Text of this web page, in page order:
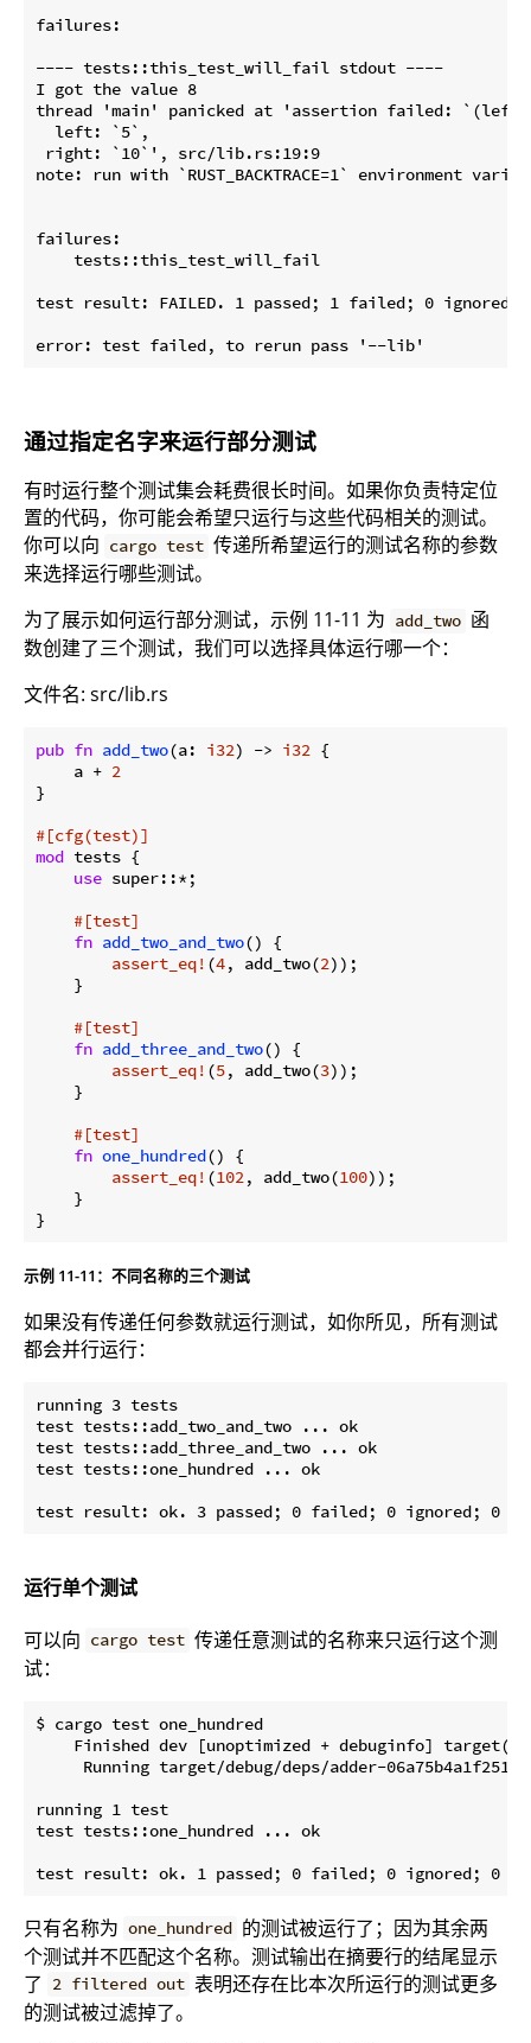
failures:
---- tests::this_test_will_fail stdout ----
I got the value 8
thread 'main' panicked at 'assertion failed: `(left
  left: `5`,
right: `10`', src/lib.rs:19:9
note: run with `RUST_BACKTRACE=1` environment
failures:
    tests::this_test_will_fail
test result: FAILED. 1 passed; 1 failed; 0
通过指定名字来运行部分测试
有时运行整个测试集会耗费很长时间。如果你负责特定位
置的代码，你可能会希望只运行与这些代码相关的测试。
你可以向 cargo test 传递所希望运行的测试名称的参数
来选择运行哪些测试。
为了展示如何运行部分测试，示例 11-11 为 add_two 函
数创建了三个测试，我们可以选择具体运行哪一个：
文件名: src/lib.rs
pub fn add_two(a: i32) -> i32 {
    a +
2
}
#[cfg(test)]
mod tests {
use super::*;
#[test]
fn add_two_and_two() {
assert_eq! (4, add_two(2));
    }
#[test]
fn add_three_and_two() {
assert_eq! (5, add_two(3));
    }
#[test]
fn one_hundred() {
assert_eq! (102, add_two(100));
    }
示例 11-11：不同名称的三个测试
如果没有传递任何参数就运行测试，如你所见，所有测试
都会并行运行：
running 3 tests
test tests::add_two_and_two ... ok
test tests::add_three_and_two ... ok
test tests::one_hundred ... ok
运行单个测试
可以向 cargo test 传递任意测试的名称来只运行这个测
试：
$ cargo test one_hundred
Finished dev [unoptimized + debuginfo]
Running target/debug/deps/adder-
running 1 test
test tests::one_hundred ... ok
只有名称为 one_hundred 的测试被运行了；因为其余两
个测试并不匹配这个名称。测试输出在摘要行的结尾显示
了
2 filtered out 表明还存在比本次所运行的测试更多
的测试被过滤掉了。